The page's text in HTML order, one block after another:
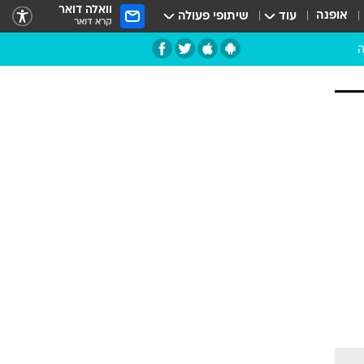
אופנה עוד שיתופי פעולה וואלה דואר
קרא דואר